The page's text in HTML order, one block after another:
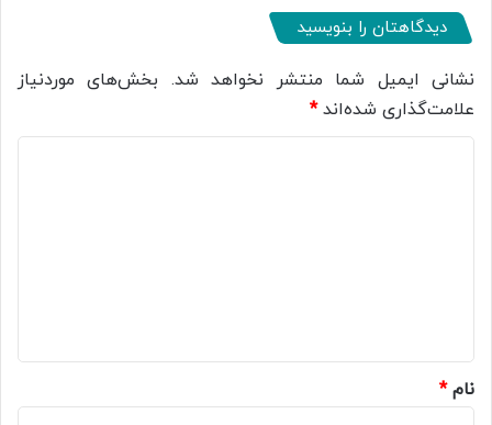
دیدگاهتان را بنویسید
نشانی ایمیل شما منتشر نخواهد شد. بخش‌های موردنیاز
علامت‌گذاری شده‌اند*
نام*